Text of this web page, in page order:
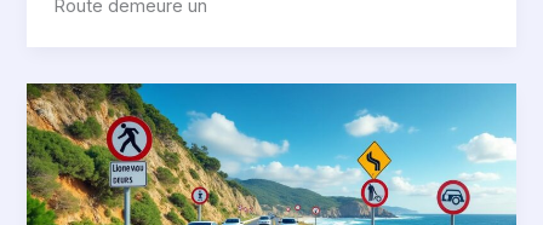
Route demeure un